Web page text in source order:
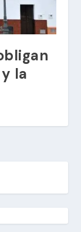
la